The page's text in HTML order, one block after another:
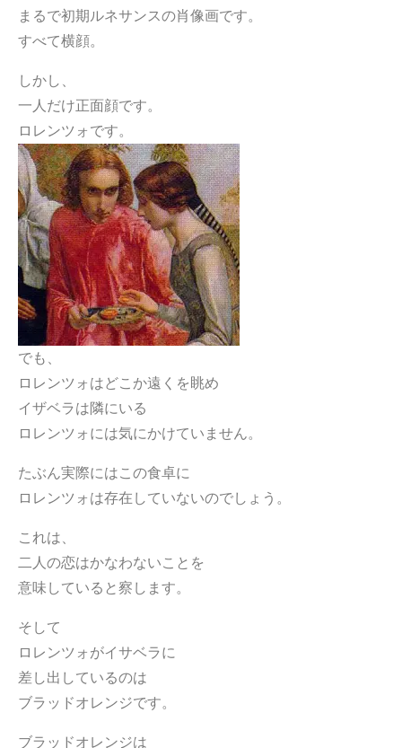
まるで初期ルネサンスの肖像画です。
すべて横顔。
しかし、
一人だけ正面顔です。
ロレンツォです。
でも、
ロレンツォはどこか遠くを眺め
イザベラは隣にいる
ロレンツォには気にかけていません。
たぶん実際にはこの食卓に
ロレンツォは存在していないのでしょう。
これは、
二人の恋はかなわないことを
意味していると察します。
そして
ロレンツォがイサベラに
差し出しているのは
ブラッドオレンジです。
ブラッドオレンジは